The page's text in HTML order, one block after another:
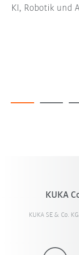
KI, Robotik und
KUKA
KUKA SE & Co.